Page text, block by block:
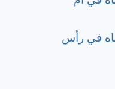
في رأس